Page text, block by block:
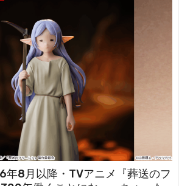
年8月以降・TVアニメ『葬送のフ